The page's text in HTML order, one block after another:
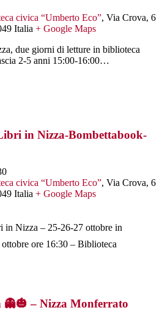
civica “Umberto Eco”, Via Crova, 6
Italia + Google Maps
due giorni di letture in biblioteca
2-5 anni 15:00-16:00…
in Nizza-Bombettabook-
civica “Umberto Eco”, Via Crova, 6
Italia + Google Maps
Nizza – 25-26-27 ottobre in
ore 16:30 – Biblioteca
– Nizza Monferrato